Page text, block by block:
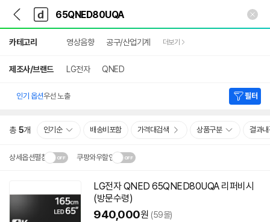
다
나
와
가
기
다
와
메
인
카테고리 영상음향 공구/산업기계 더보기
제조사/브랜드 LG전자 QNED
인기 옵션우선 노출 필터
총 5개 인기순 배송비포함 가격대검색 상품구분 결과
상세옵션펼침 쿠팡와우할인
배송·설치비가 달라집니다.닫
기
LG전자 QNED 65QNED80UQA리퍼비시
(방문수령)
940,000원 (59몰)